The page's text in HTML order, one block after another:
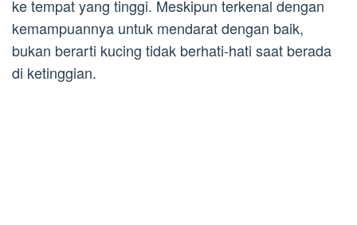
ke tempat yang tinggi. Meskipun terkenal dengan
kemampuannya untuk mendarat dengan baik,
bukan berarti kucing tidak berhati-hati saat berada
di ketinggian.